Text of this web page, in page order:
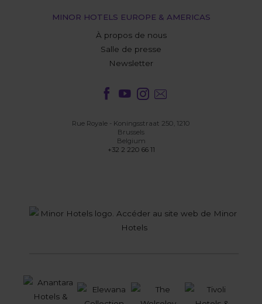
MINOR HOTELS EUROPE & AMERICAS
À propos de nous
Salle de presse
Newsletter
Rue Royale - Koningsstraat 250, 1210
Brussels
Belgium
+32 2 220 66 11